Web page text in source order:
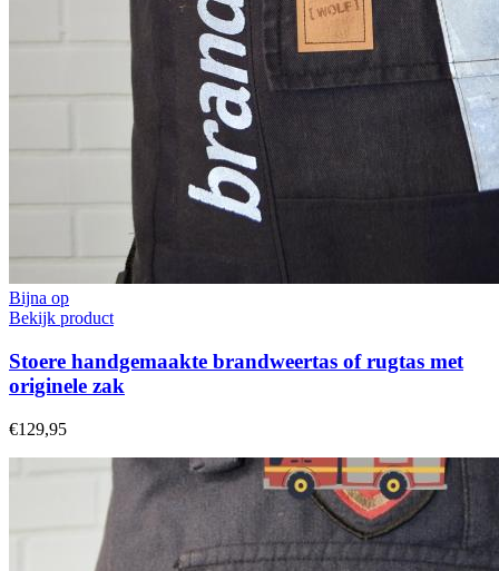
Bijna op
Bekijk product
Stoere handgemaakte brandweertas of rugtas met
originele zak
€129,95